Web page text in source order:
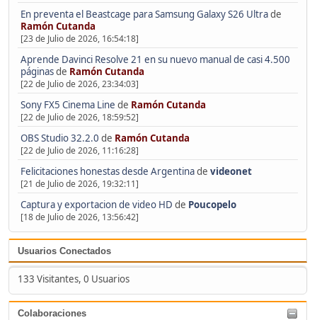
En preventa el Beastcage para Samsung Galaxy S26 Ultrade
Ramón Cutanda
[23 de Julio de 2026, 16:54:18]
Aprende Davinci Resolve 21 en su nuevo manual de casi 4.500
páginasde Ramón Cutanda
[22 de Julio de 2026, 23:34:03]
Sony FX5 Cinema Line de Ramón Cutanda
[22 de Julio de 2026, 18:59:52]
OBS Studio 32.2.0 de Ramón Cutanda
[22 de Julio de 2026, 11:16:28]
Felicitaciones honestas desde Argentinade videonet
[21 de Julio de 2026, 19:32:11]
Captura y exportacion de video HD de Poucopelo
[18 de Julio de 2026, 13:56:42]
Usuarios Conectados
133 Visitantes, 0 Usuarios
Colaboraciones